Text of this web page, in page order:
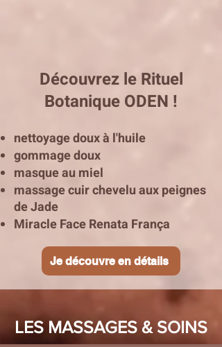
Découvrez le Rituel
Botanique ODEN !
nettoyage doux à l'huile
gommage doux
masque au miel
massage cuir chevelu aux peignes
de Jade
Miracle Face Renata França
Je découvre en détails
LES MASSAGES & SOINS